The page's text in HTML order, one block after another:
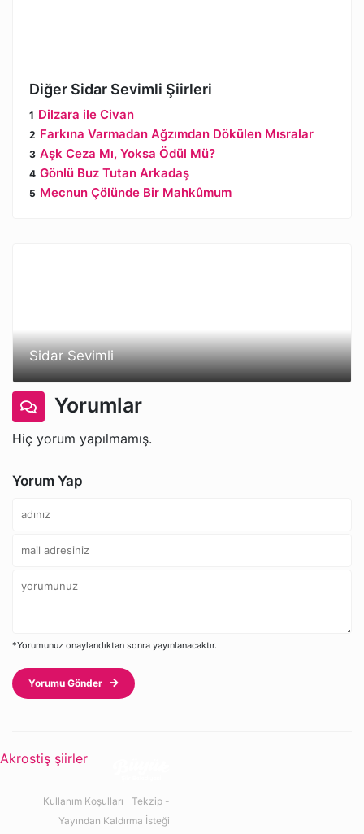
Diğer Sidar Sevimli Şiirleri
Dilzara ile Civan
Farkına Varmadan Ağzımdan Dökülen Mısralar
Aşk Ceza Mı, Yoksa Ödül Mü?
Gönlü Buz Tutan Arkadaş
Mecnun Çölünde Bir Mahkûmum
Sidar Sevimli
Yorumlar
Hiç yorum yapılmamış.
Yorum Yap
*Yorumunuz onaylandıktan sonra yayınlanacaktır.
Yorumu Gönder
Akrostiş şiirler
Kullanım Koşulları
Tekzip -
Yayından Kaldırma İsteği